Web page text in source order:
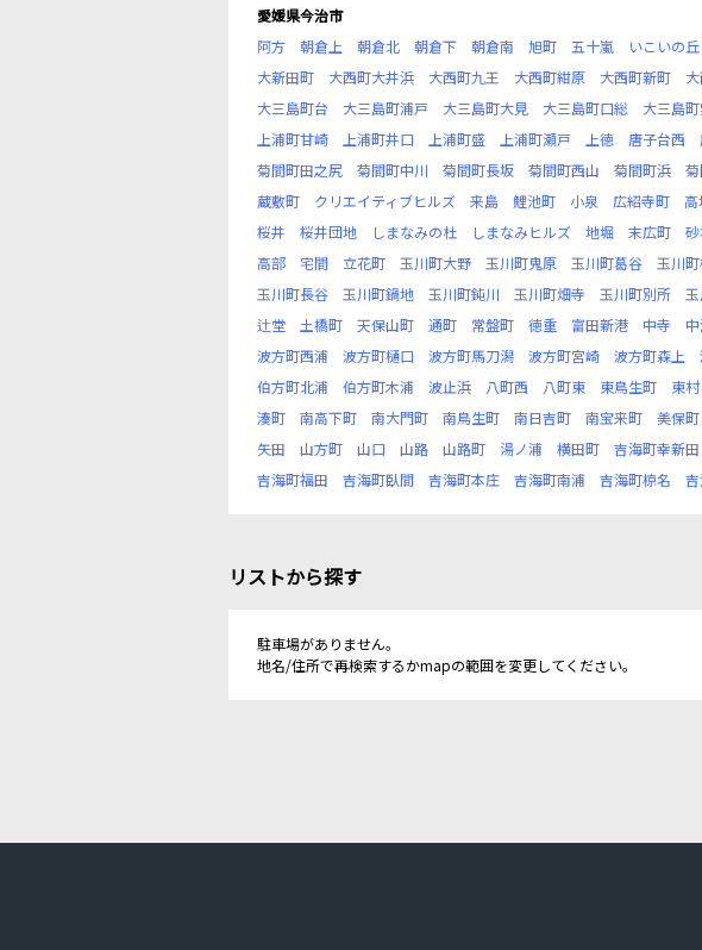
愛媛県今治市
阿方
朝倉上 朝倉北 朝倉下 朝倉南 旭町 五十嵐 いこいの丘
大新田町
大西町大井浜 大西町九王 大西町紺原 大西町新町
大三島町台
大三島町浦戸 大三島町大見 大三島町口総 大三島
上浦町甘崎
上浦町井口 上浦町盛 上浦町瀬戸 上徳 唐子台西
菊間町田之尻
菊間町中川 菊間町長坂 菊間町西山 菊間町浜
蔵敷町
クリエイティブヒルズ 来島 鯉池町 小泉 広紹寺町 高
桜井
桜井団地 しまなみの杜 しまなみヒルズ 地堀 末広町
高部
宅間 立花町 玉川町大野 玉川町鬼原 玉川町葛谷 玉川町
玉川町長谷
玉川町鍋地 玉川町鈍川 玉川町畑寺 玉川町別所
辻堂
土橋町 天保山町 通町 常盤町 徳重 富田新港 中寺
波方町西浦
波方町樋口 波方町馬刀潟 波方町宮崎 波方町森上
伯方町北浦
伯方町木浦 波止浜 八町西 八町東 東鳥生町 東村
湊町
南高下町 南大門町 南鳥生町 南日吉町 南宝来町 美保町
矢田
山方町 山口 山路 山路町 湯ノ浦 横田町 吉海町幸新田
吉海町福田
吉海町臥間 吉海町本庄 吉海町南浦 吉海町椋名
リストから探す
駐車場がありません。
地名/住所で再検索するかmapの範囲を変更してください。